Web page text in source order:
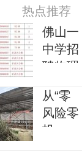
热点推荐
佛山一
中学招
聘物理
笔试前
13名均
从“零
风险零
投